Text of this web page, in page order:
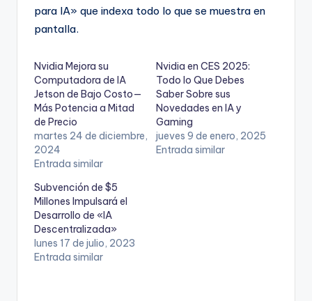
para IA» que indexa todo lo que se muestra en
pantalla.
Nvidia Mejora su
Computadora de IA
Jetson de Bajo Costo—
Más Potencia a Mitad
de Precio
martes 24 de diciembre,
2024
Entrada similar
Nvidia en CES 2025:
Todo lo Que Debes
Saber Sobre sus
Novedades en IA y
Gaming
jueves 9 de enero, 2025
Entrada similar
Subvención de $5
Millones Impulsará el
Desarrollo de «IA
Descentralizada»
lunes 17 de julio, 2023
Entrada similar